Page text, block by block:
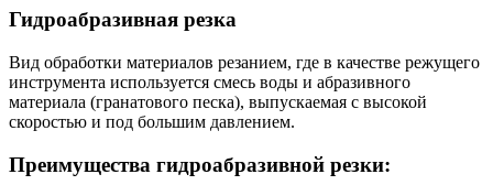
Гидроабразивная резка
Вид обработки материалов резанием, где в качестве режущего
инструмента используется смесь воды и абразивного
материала (гранатового песка), выпускаемая с высокой
скоростью и под большим давлением.
Преимущества гидроабразивной резки: